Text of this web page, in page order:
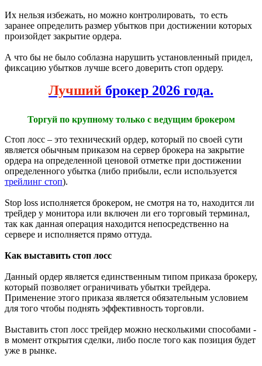
Их нельзя избежать, но можно контролировать, то есть
заранее определить размер убытков при достижении которых
произойдет закрытие ордера.
А что бы не было соблазна нарушить установленный придел,
фиксацию убытков лучше всего доверить стоп ордеру.
Лучший брокер 2026 года.
Торгуй по крупному только с ведущим брокером
Стоп лосс – это технический ордер, который по своей сути
является обычным приказом на сервер брокера на закрытие
ордера на определенной ценовой отметке при достижении
определенного убытка (либо прибыли, если используется
трейлинг стоп).
Stop loss исполняется брокером, не смотря на то, находится ли
трейдер у монитора или включен ли его торговый терминал,
так как данная операция находится непосредственно на
сервере и исполняется прямо оттуда.
Как выставить стоп лосс
Данный ордер является единственным типом приказа брокеру,
который позволяет ограничивать убытки трейдера.
Применение этого приказа является обязательным условием
для того чтобы поднять эффективность торговли.
Выставить стоп лосс трейдер можно несколькими способами -
в момент открытия сделки, либо после того как позиция будет
уже в рынке.